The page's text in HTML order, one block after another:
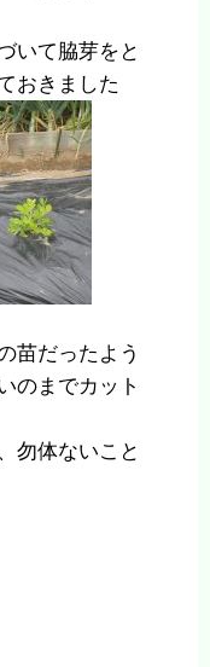
いて脇芽をと
おきました
苗だったよう
のまでカット
勿体ないこと